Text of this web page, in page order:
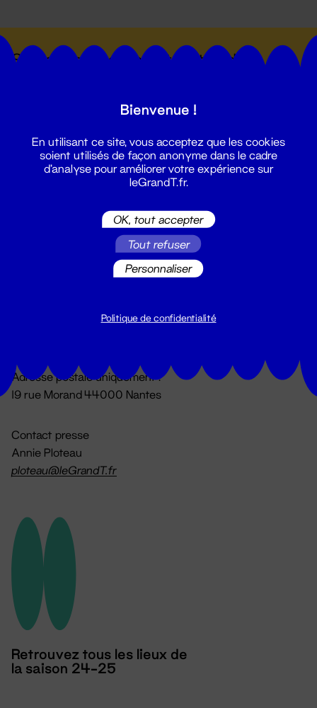
Suivez toutes les actualités du
Du lundi au vendredi 14h → 18h
Adresse postale uniquement :
19 rue Morand 44000 Nantes
Contact presse
Annie Ploteau
ploteau@leGrandT.fr
Retrouvez tous les lieux de
la saison 24-25
Bienvenue !
En utilisant ce site, vous acceptez que les cookies
soient utilisés de façon anonyme dans le cadre
d'analyse pour améliorer votre expérience sur
leGrandT.fr.
OK, tout accepter
Tout refuser
Personnaliser
Politique de confidentialité